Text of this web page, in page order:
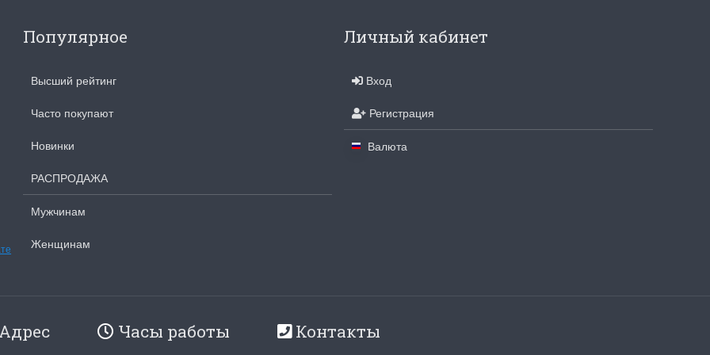
Популярное
Высший рейтинг
Часто покупают
Новинки
РАСПРОДАЖА
Мужчинам
Женщинам
Личный кабинет
Вход
Регистрация
Валюта
Адрес Часы работы Контакты